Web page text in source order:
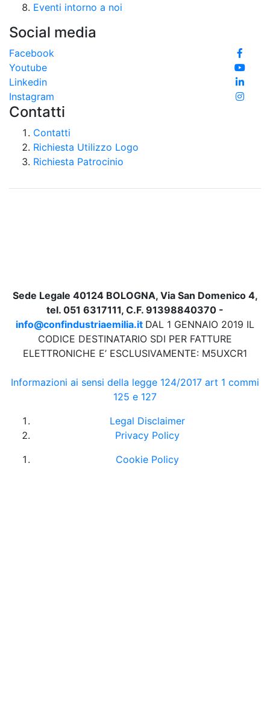
Eventi intorno a noi
Social media
Facebook
Youtube
Linkedin
Instagram
Contatti
Contatti
Richiesta Utilizzo Logo
Richiesta Patrocinio
Sede Legale 40124 BOLOGNA, Via San Domenico 4,
tel. 051 6317111, C.F. 91398840370 -
info@confindustriaemilia.it DAL 1 GENNAIO 2019 IL
CODICE DESTINATARIO SDI PER FATTURE
ELETTRONICHE E’ ESCLUSIVAMENTE: M5UXCR1
Informazioni ai sensi della legge 124/2017 art 1 commi
125 e 127
Legal Disclaimer
Privacy Policy
Cookie Policy